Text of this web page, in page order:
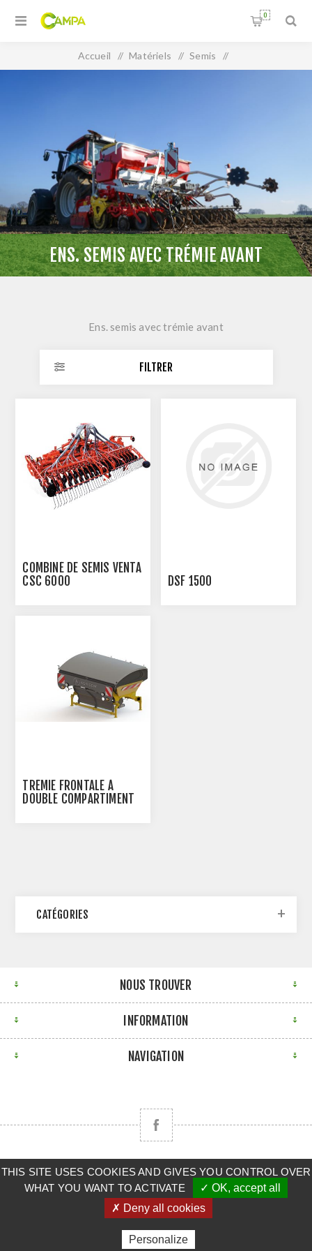
0
Accueil / Matériels / Semis /
ENS. SEMIS AVEC TRÉMIE AVANT
Ens. semis avec trémie avant
FILTRER
COMBINÉ DE SEMIS VENTA
CSC 6000
DSF 1500
TRÉMIE FRONTALE À
DOUBLE COMPARTIMENT
CATÉGORIES
NOUS TROUVER
INFORMATION
NAVIGATION
Copyright © 2026 CLAAS BRETAGNE SUD. Tous droits
réservés.
Powered by nopCommerce
THIS SITE USES COOKIES AND GIVES YOU CONTROL OVER
WHAT YOU WANT TO ACTIVATE
✓ OK, accept all
✗ Deny all cookies
Personalize